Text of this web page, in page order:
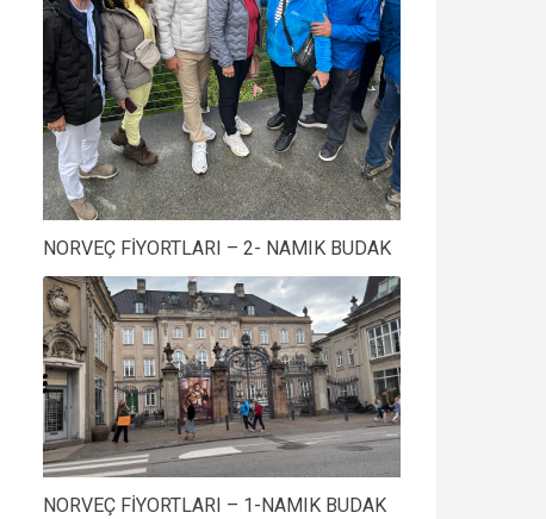
NORVEÇ FİYORTLARI – 2- NAMIK BUDAK
NORVEÇ FİYORTLARI – 1-NAMIK BUDAK